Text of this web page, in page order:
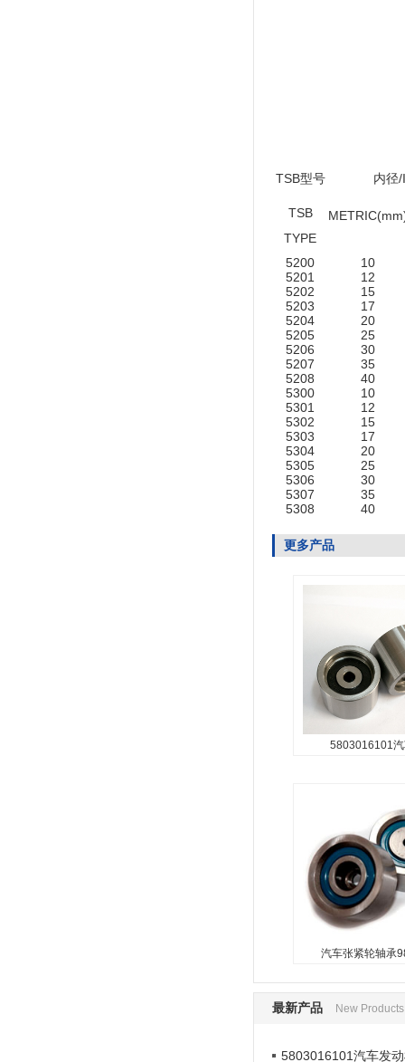
TSB型号
TSB
TYPE
内径/
5200
10
5201
12
5202
15
5203
17
5204
20
5205
25
5206
30
5207
35
5208
40
5300
10
5301
12
5302
15
5303
17
5304
20
5305
25
5306
30
5307
35
5308
40
更多产品
5803016101
汽车张紧轮轴承
98448218/
最新产品 New Products
5803016101汽车发